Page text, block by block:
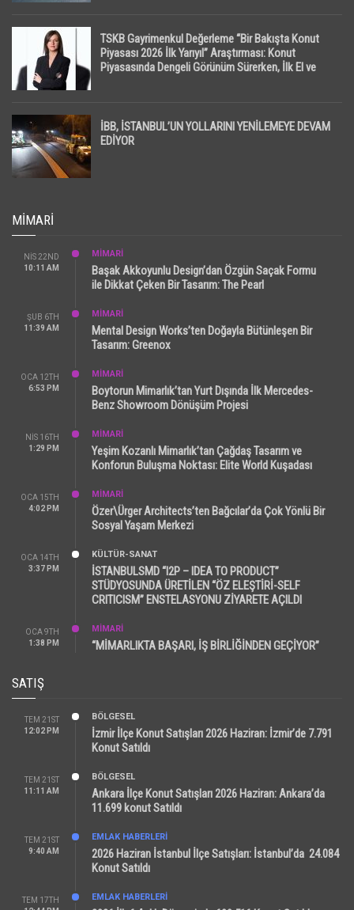
TSKB Gayrimenkul Değerleme “Bir Bakışta Konut
Piyasası 2026 İlk Yarıyıl” Araştırması: Konut
Piyasasında Dengeli Görünüm Sürerken, İlk El ve
İBB, İSTANBUL’UN YOLLARINI YENİLEMEYE DEVAM
EDİYOR
MIMARI
NIS 22ND
10:11 AM
MİMARİ
Başak Akkoyunlu Design’dan Özgün Saçak Formu
ile Dikkat Çeken Bir Tasarım: The Pearl
ŞUB 6TH
11:39 AM
MİMARİ
Mental Design Works’ten Doğayla Bütünleşen Bir
Tasarım: Greenox
OCA 12TH
6:53 PM
MİMARİ
Boytorun Mimarlık’tan Yurt Dışında İlk Mercedes-
Benz Showroom Dönüşüm Projesi
NIS 16TH
1:29 PM
MİMARİ
Yeşim Kozanlı Mimarlık’tan Çağdaş Tasarım ve
Konforun Buluşma Noktası: Elite World Kuşadası
OCA 15TH
4:02 PM
MİMARİ
Özer\Ürger Architects’ten Bağcılar’da Çok Yönlü Bir
Sosyal Yaşam Merkezi
OCA 14TH
3:37 PM
KÜLTÜR-SANAT
İSTANBULSMD “I2P – IDEA TO PRODUCT”
STÜDYOSUNDA ÜRETİLEN “ÖZ ELEŞTİRİ-SELF
CRITICISM” ENSTELASYONU ZİYARETE AÇILDI
OCA 9TH
1:38 PM
MİMARİ
“MİMARLIKTA BAŞARI, İŞ BİRLİĞİNDEN GEÇİYOR”
SATIŞ
TEM 21ST
12:02 PM
BÖLGESEL
İzmir İlçe Konut Satışları 2026 Haziran: İzmir’de 7.791
Konut Satıldı
TEM 21ST
11:11 AM
BÖLGESEL
Ankara İlçe Konut Satışları 2026 Haziran: Ankara’da
11.699 konut Satıldı
TEM 21ST
9:40 AM
EMLAK HABERLERI
2026 Haziran İstanbul İlçe Satışları: İstanbul’da 24.084
Konut Satıldı
TEM 17TH
EMLAK HABERLERI